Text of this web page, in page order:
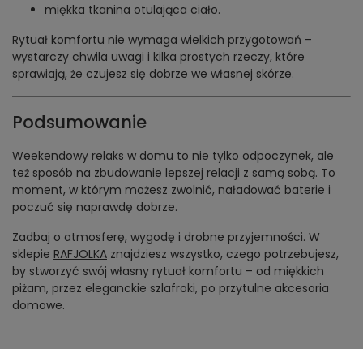
miękka tkanina otulająca ciało.
Rytuał komfortu nie wymaga wielkich przygotowań –
wystarczy chwila uwagi i kilka prostych rzeczy, które
sprawiają, że czujesz się dobrze we własnej skórze.
Podsumowanie
Weekendowy relaks w domu to nie tylko odpoczynek, ale
też sposób na zbudowanie lepszej relacji z samą sobą. To
moment, w którym możesz zwolnić, naładować baterie i
poczuć się naprawdę dobrze.
Zadbaj o atmosferę, wygodę i drobne przyjemności. W
sklepie RAFJOLKA znajdziesz wszystko, czego potrzebujesz,
by stworzyć swój własny rytuał komfortu – od miękkich
piżam, przez eleganckie szlafroki, po przytulne akcesoria
domowe.